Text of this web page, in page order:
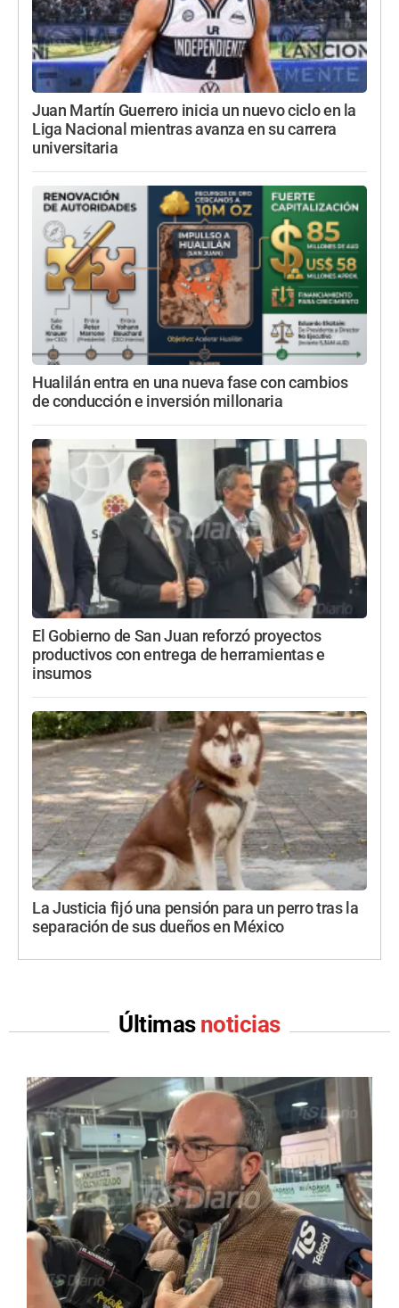
Juan Martín Guerrero inicia un nuevo ciclo en la
Liga Nacional mientras avanza en su carrera
universitaria
Hualilán entra en una nueva fase con cambios
de conducción e inversión millonaria
El Gobierno de San Juan reforzó proyectos
productivos con entrega de herramientas e
insumos
La Justicia fijó una pensión para un perro tras la
separación de sus dueños en México
Últimas noticias